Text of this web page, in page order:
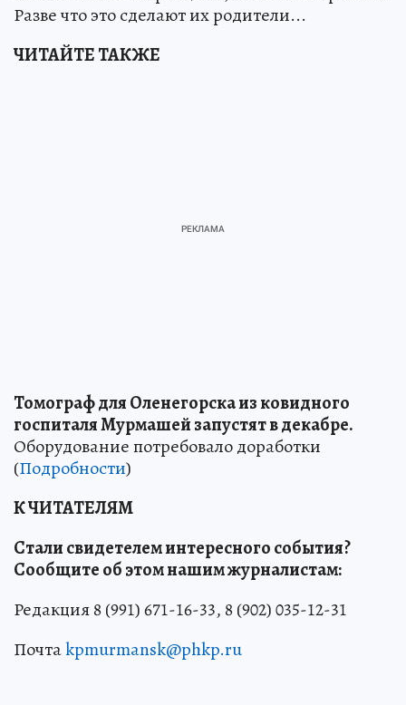
Разве что это сделают их родители...
ЧИТАЙТЕ ТАКЖЕ
Томограф для Оленегорска из ковидного
госпиталя Мурмашей запустят в декабре.
Оборудование потребовало доработки
(Подробности)
К ЧИТАТЕЛЯМ
Стали свидетелем интересного события?
Сообщите об этом нашим журналистам:
Редакция 8 (991) 671-16-33, 8 (902) 035-12-31
Почтаkpmurmansk@phkp.ru